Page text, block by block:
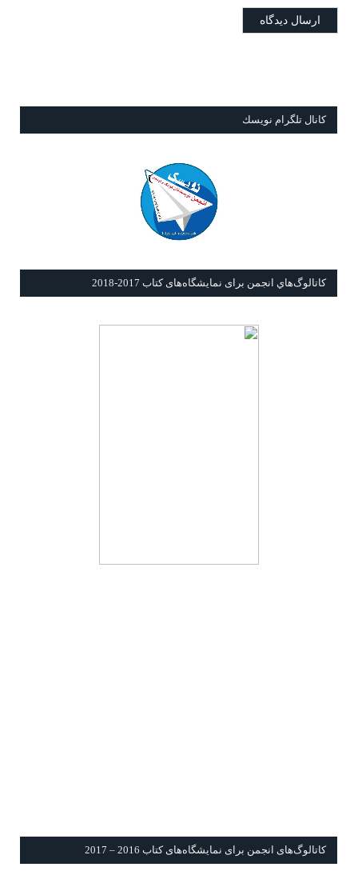
كانال تلگرام نويسك
كاتالوگ‌هاي انجمن برای نمايشگاه‌های كتاب 2017-2018
كاتالوگ‌های انجمن برای نمايشگاه‌های كتاب 2016 – 2017